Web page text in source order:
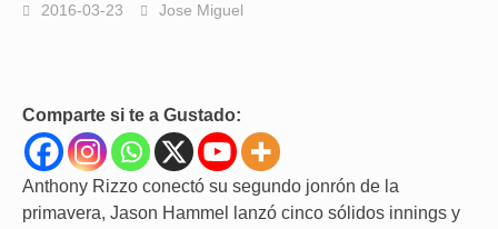
2016-03-23 Jose Miguel
Comparte si te a Gustado:
Anthony Rizzo conectó su segundo jonrón de la
primavera, Jason Hammel lanzó cinco sólidos innings y